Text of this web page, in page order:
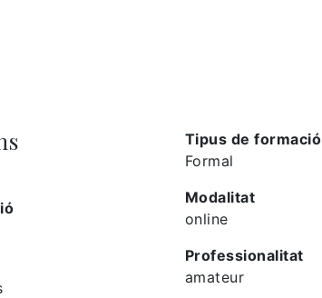
Tipus de formació
Formal
Modalitat
online
Professionalitat
amateur